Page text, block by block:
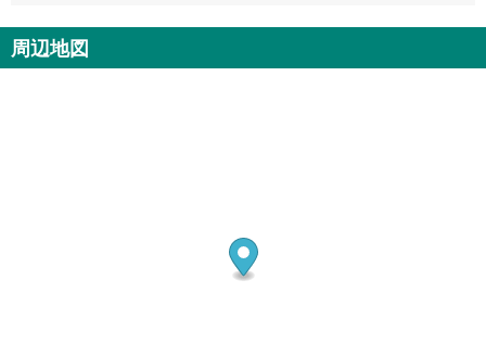
周辺地図